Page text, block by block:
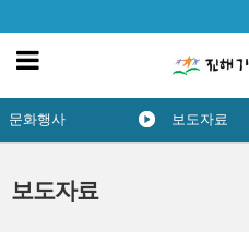
보도자료
문화행사 보도자료